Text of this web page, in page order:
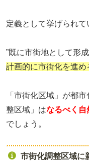
定義として挙げられて
”既に市街地として形
計画的に市街化を進め
「市街化区域」が都
整区域」はなるべく自
でしょう。
市街化調整区域に